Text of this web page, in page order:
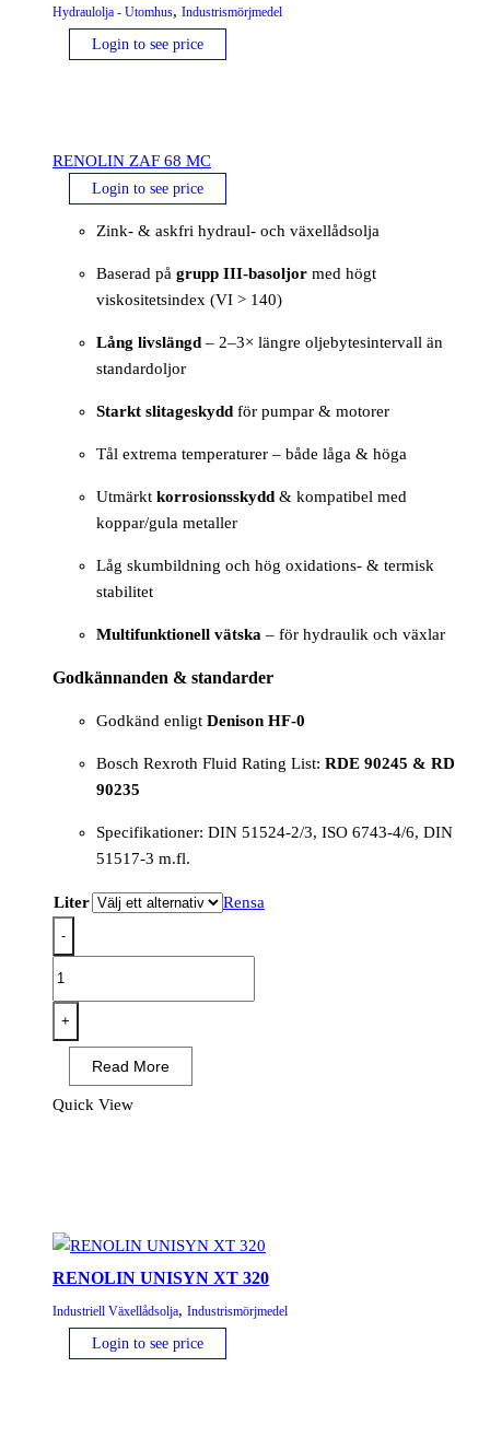
Hydraulolja - Utomhus, Industrismörjmedel
Login to see price
RENOLIN ZAF 68 MC
Login to see price
Zink- & askfri hydraul- och växellådsolja
Baserad på grupp III-basoljor med högt
viskositetsindex (VI > 140)
Lång livslängd – 2–3× längre oljebytesintervall än
standardoljor
Starkt slitageskydd för pumpar & motorer
Tål extrema temperaturer – både låga & höga
Utmärkt korrosionsskydd & kompatibel med
koppar/gula metaller
Låg skumbildning och hög oxidations- & termisk
stabilitet
Multifunktionell vätska – för hydraulik och växlar
Godkännanden & standarder
Godkänd enligt Denison HF-0
Bosch Rexroth Fluid Rating List: RDE 90245 & RD
90235
Specifikationer: DIN 51524-2/3, ISO 6743-4/6, DIN
51517-3 m.fl.
Liter Rensa
-
68
MC
mängd
+
Read More
Quick View
RENOLIN UNISYN XT 320
Industriell Växellådsolja, Industrismörjmedel
Login to see price